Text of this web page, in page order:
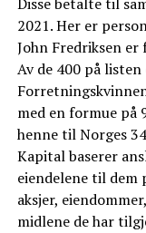
Disse betalte til
2021. Her er
John Fredriksen er
Av de 400 på
med en formue på
henne til Norges
Kapital baserer
eiendelene til
aksjer,
midlene de har